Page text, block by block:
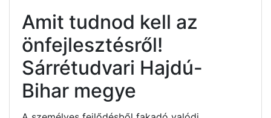
Amit tudnod kell az
önfejlesztésről!
Sárrétudvari Hajdú-
Bihar megye